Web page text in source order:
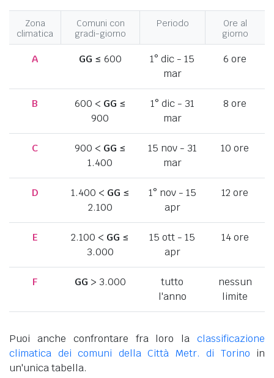
Zona
climatica
Comuni con
gradi-giorno
Periodo
Ore al
giorno
A GG ≤ 600
1° dic - 15
mar
6 ore
B 600 < GG ≤
900
1° dic - 31
mar
8 ore
C 900 < GG ≤
1.400
15 nov - 31
mar
10 ore
D 1.400 < GG ≤
2.100
1° nov - 15
apr
12 ore
E 2.100 < GG ≤
3.000
15 ott - 15
apr
14 ore
F GG > 3.000
tutto
l'anno
nessun
limite
Puoi anche confrontare fra loro la classificazione
climatica dei comuni della Città Metr. di Torino in
un'unica tabella.